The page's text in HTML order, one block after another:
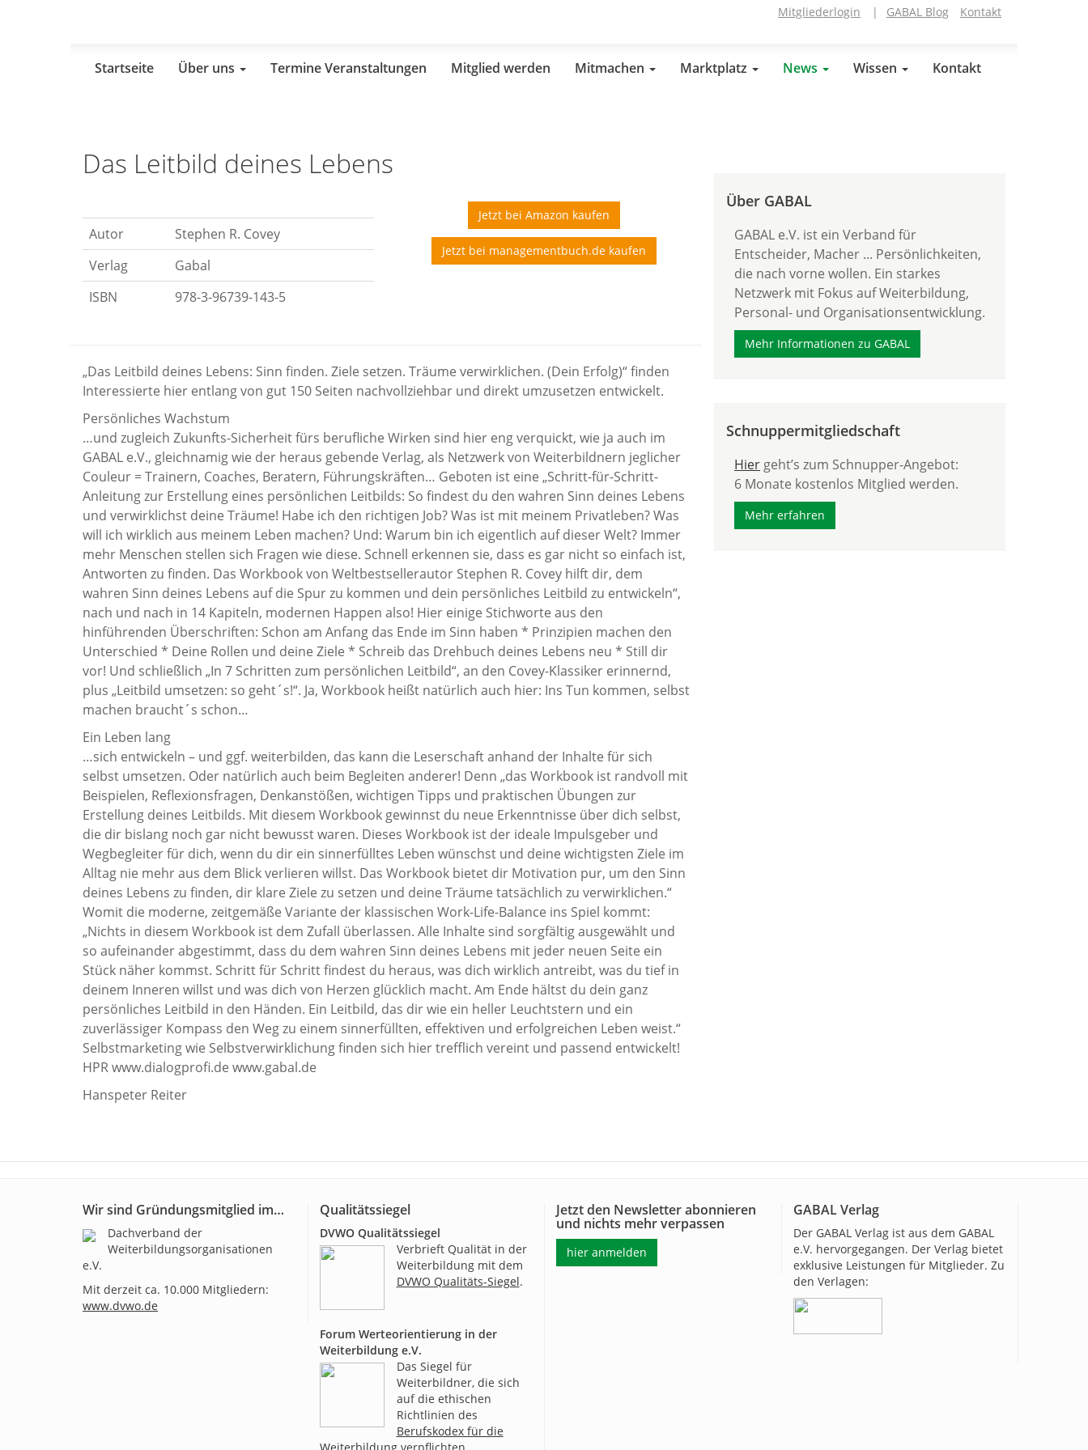
Mitgliederlogin | GABAL Blog Kontakt
Startseite Über uns Termine Veranstaltungen Mitglied werden Mitmachen Marktplatz News Wissen Kontakt
Das Leitbild deines Lebens
Autor
Stephen R. Covey
Verlag
Gabal
ISBN
978-3-96739-143-5
Jetzt bei Amazon kaufen
Jetzt bei managementbuch.de kaufen
„Das Leitbild deines Lebens: Sinn finden. Ziele setzen. Träume verwirklichen. (Dein Erfolg)“ finden
Interessierte hier entlang von gut 150 Seiten nachvollziehbar und direkt umzusetzen entwickelt.
Persönliches Wachstum
…und zugleich Zukunfts-Sicherheit fürs berufliche Wirken sind hier eng verquickt, wie ja auch im
GABAL e.V., gleichnamig wie der heraus gebende Verlag, als Netzwerk von Weiterbildnern jeglicher
Couleur = Trainern, Coaches, Beratern, Führungskräften… Geboten ist eine „Schritt-für-Schritt-
Anleitung zur Erstellung eines persönlichen Leitbilds: So findest du den wahren Sinn deines Lebens
und verwirklichst deine Träume! Habe ich den richtigen Job? Was ist mit meinem Privatleben? Was
will ich wirklich aus meinem Leben machen? Und: Warum bin ich eigentlich auf dieser Welt? Immer
mehr Menschen stellen sich Fragen wie diese. Schnell erkennen sie, dass es gar nicht so einfach ist,
Antworten zu finden. Das Workbook von Weltbestsellerautor Stephen R. Covey hilft dir, dem
wahren Sinn deines Lebens auf die Spur zu kommen und dein persönliches Leitbild zu entwickeln“,
nach und nach in 14 Kapiteln, modernen Happen also! Hier einige Stichworte aus den
hinführenden Überschriften: Schon am Anfang das Ende im Sinn haben * Prinzipien machen den
Unterschied * Deine Rollen und deine Ziele * Schreib das Drehbuch deines Lebens neu * Still dir
vor! Und schließlich „In 7 Schritten zum persönlichen Leitbild“, an den Covey-Klassiker erinnernd,
plus „Leitbild umsetzen: so geht´s!“. Ja, Workbook heißt natürlich auch hier: Ins Tun kommen, selbst
machen braucht´s schon…
Ein Leben lang
…sich entwickeln – und ggf. weiterbilden, das kann die Leserschaft anhand der Inhalte für sich
selbst umsetzen. Oder natürlich auch beim Begleiten anderer! Denn „das Workbook ist randvoll mit
Beispielen, Reflexionsfragen, Denkanstößen, wichtigen Tipps und praktischen Übungen zur
Erstellung deines Leitbilds. Mit diesem Workbook gewinnst du neue Erkenntnisse über dich selbst,
die dir bislang noch gar nicht bewusst waren. Dieses Workbook ist der ideale Impulsgeber und
Wegbegleiter für dich, wenn du dir ein sinnerfülltes Leben wünschst und deine wichtigsten Ziele im
Alltag nie mehr aus dem Blick verlieren willst. Das Workbook bietet dir Motivation pur, um den Sinn
deines Lebens zu finden, dir klare Ziele zu setzen und deine Träume tatsächlich zu verwirklichen.“
Womit die moderne, zeitgemäße Variante der klassischen Work-Life-Balance ins Spiel kommt:
„Nichts in diesem Workbook ist dem Zufall überlassen. Alle Inhalte sind sorgfältig ausgewählt und
so aufeinander abgestimmt, dass du dem wahren Sinn deines Lebens mit jeder neuen Seite ein
Stück näher kommst. Schritt für Schritt findest du heraus, was dich wirklich antreibt, was du tief in
deinem Inneren willst und was dich von Herzen glücklich macht. Am Ende hältst du dein ganz
persönliches Leitbild in den Händen. Ein Leitbild, das dir wie ein heller Leuchtstern und ein
zuverlässiger Kompass den Weg zu einem sinnerfüllten, effektiven und erfolgreichen Leben weist.“
Selbstmarketing wie Selbstverwirklichung finden sich hier trefflich vereint und passend entwickelt!
HPR www.dialogprofi.de www.gabal.de
Hanspeter Reiter
Über GABAL
GABAL e.V. ist ein Verband für
Entscheider, Macher ... Persönlichkeiten,
die nach vorne wollen. Ein starkes
Netzwerk mit Fokus auf Weiterbildung,
Personal- und Organisationsentwicklung.
Mehr Informationen zu GABAL
Schnuppermitgliedschaft
Hier geht’s zum Schnupper-Angebot:
6 Monate kostenlos Mitglied werden.
Mehr erfahren
Wir sind Gründungsmitglied im…
Dachverband der
Weiterbildungsorganisationen
e.V.
Mit derzeit ca. 10.000 Mitgliedern:
www.dvwo.de
Qualitätssiegel
DVWO Qualitätssiegel
Verbrieft Qualität in der
Weiterbildung mit dem
DVWO Qualitäts-Siegel.
Forum Werteorientierung in der
Weiterbildung e.V.
Das Siegel für
Weiterbildner, die sich
auf die ethischen
Richtlinien des
Berufskodex für die
Jetzt den Newsletter abonnieren
und nichts mehr verpassen
hier anmelden
GABAL Verlag
Der GABAL Verlag ist aus dem GABAL
e.V. hervorgegangen. Der Verlag bietet
exklusive Leistungen für Mitglieder. Zu
den Verlagen: